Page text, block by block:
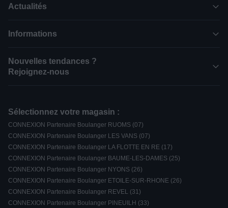
Actualités
Informations
Nouvelles tendances ?
Rejoignez-nous
Sélectionnez votre magasin :
CONNEXION Partenaire Boulanger RUOMS (07)
CONNEXION Partenaire Boulanger LES VANS (07)
CONNEXION Partenaire Boulanger LA FLOTTE EN RE (17)
CONNEXION Partenaire Boulanger BAUME-LES-DAMES (25)
CONNEXION Partenaire Boulanger NYONS (26)
CONNEXION Partenaire Boulanger ETOILE-SUR-RHONE (26)
CONNEXION Partenaire Boulanger REVEL (31)
CONNEXION Partenaire Boulanger PINEUILH (33)